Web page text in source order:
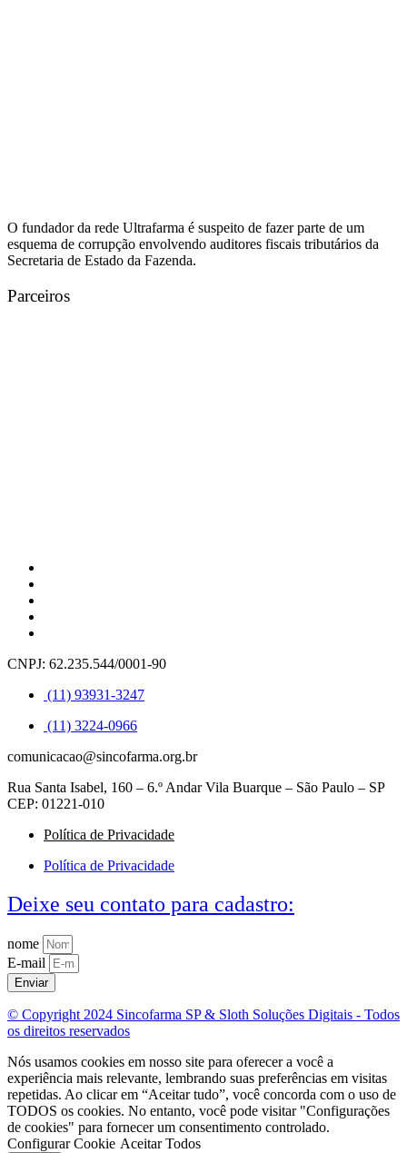
O fundador da rede Ultrafarma é suspeito de fazer parte de um
esquema de corrupção envolvendo auditores fiscais tributários da
Secretaria de Estado da Fazenda.
Parceiros
CNPJ: 62.235.544/0001-90
(11) 93931-3247
(11) 3224-0966
comunicacao@sincofarma.org.br
Rua Santa Isabel, 160 – 6.º Andar Vila Buarque – São Paulo – SP
CEP: 01221-010
Política de Privacidade
Política de Privacidade
Deixe seu contato para cadastro:
nome
E-mail
Enviar
© Copyright 2024 Sincofarma SP & Sloth Soluções Digitais - Todos
os direitos reservados
Nós usamos cookies em nosso site para oferecer a você a
experiência mais relevante, lembrando suas preferências em visitas
repetidas. Ao clicar em “Aceitar tudo”, você concorda com o uso de
TODOS os cookies. No entanto, você pode visitar "Configurações
de cookies" para fornecer um consentimento controlado.
Configurar Cookie Aceitar Todos